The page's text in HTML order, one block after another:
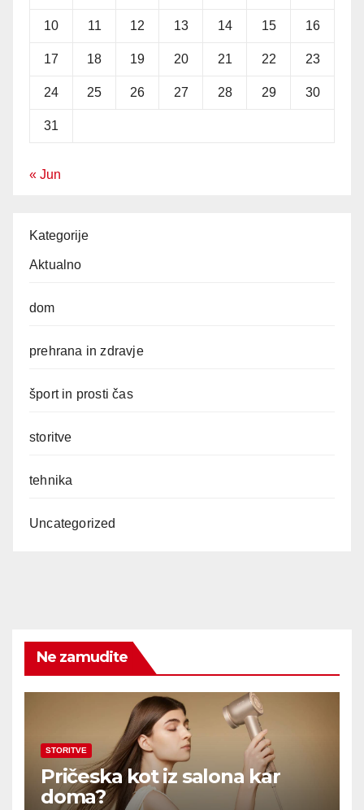
10 11 12 13 14 15 16
17 18 19 20 21 22 23
24 25 26 27 28 29 30
31
« Jun
Kategorije
Aktualno
dom
prehrana in zdravje
šport in prosti čas
storitve
tehnika
Uncategorized
Ne zamudite
STORITVE
Pričeska kot iz salona kar
doma?